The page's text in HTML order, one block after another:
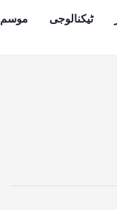
ٹیکنالوجی موسم